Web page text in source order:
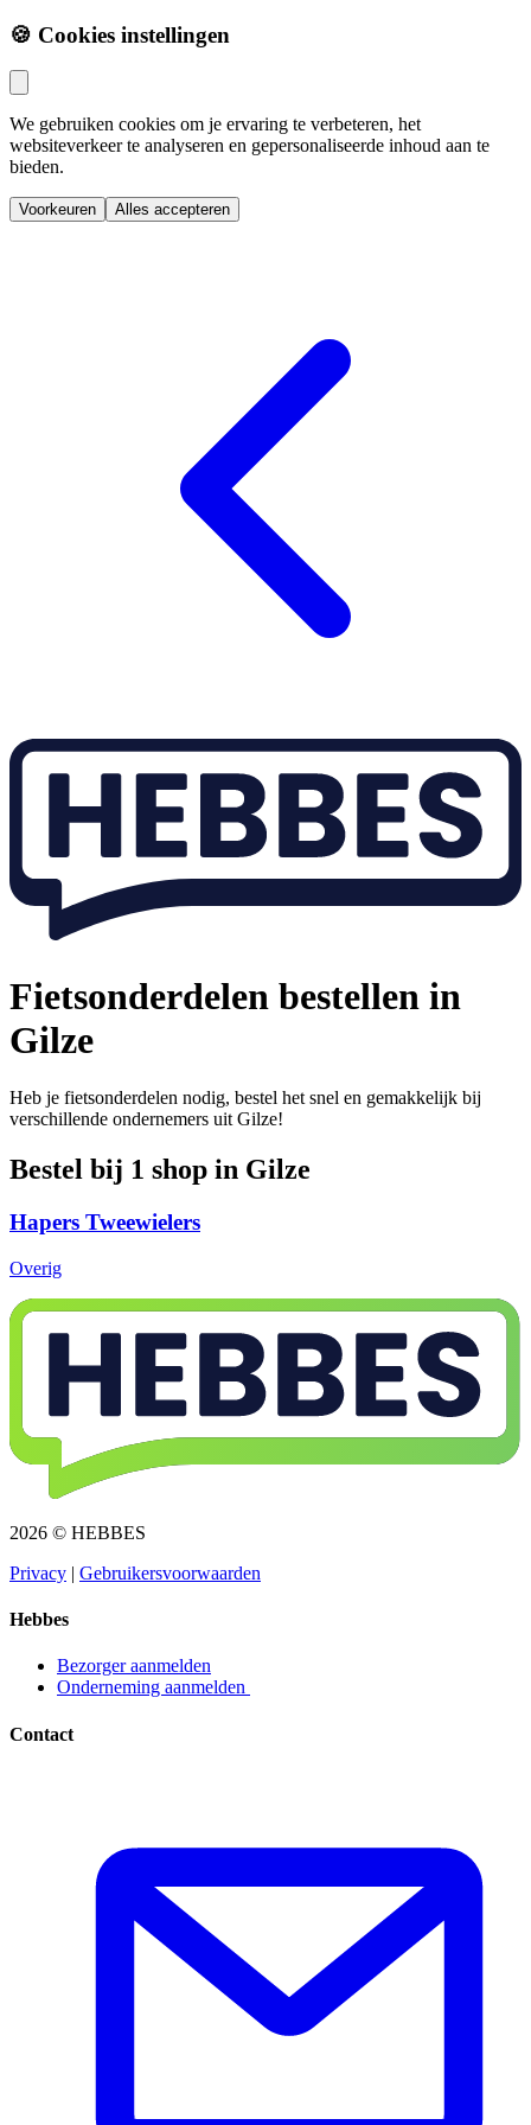
🍪 Cookies instellingen
We gebruiken cookies om je ervaring te verbeteren, het
websiteverkeer te analyseren en gepersonaliseerde inhoud aan te
bieden.
Voorkeuren Alles accepteren
Fietsonderdelen bestellen in
Gilze
Heb je fietsonderdelen nodig, bestel het snel en gemakkelijk bij
verschillende ondernemers uit Gilze!
Bestel bij 1 shop in Gilze
Hapers Tweewielers
Overig
2026 © HEBBES
Privacy​​​​‌ ‍ ​‍​‍‌‍ ‌ ​‍‌‍‍‌‌‍‌ ‌‍‍‌‌‍ ‍​‍​‍​ ‍‍​‍​‍‌ ​ ‌‍​‌‌‍ ‍‌‍‍‌‌ ‌​‌ ‍‌​‍ ‍‌‍‍‌‌‍ ​‍​‍​‍ ​​‍​‍‌‍‍​‌ ​‍‌‍‌‌‌‍‌‍​‍​‍​ ‍‍​‍​‍‌‍‍​‌ ‌​‌ ‌​‌ ​​​ ‍‍​‍ ​‍ ‌‍ ​‌‍ ‌‍​ ‌‍​‌‌‍ ​‌‍‍​‌‍ ‌ ​ ‌ ‌​​ ‍‍​ ​ ​ ​ ​ ​ ​ ​ ​‍ ‌‍‍‌‌‍ ‍‌ ‌​‌‍‌‌‌‍ ‍‌ ‌​​‍ ‌‍‌‌‌‍‌​‌‍‍‌‌ ‌​​‍ ‌‍ ‌‌‍ ‌‍‌​‌‍‌‌​ ‌‌ ​​‌ ​‍‌‍‌‌‌ ​ ‌‍‌‌‌‍ ‍‌ ‌​‌‍​‌‌ ‌​‌‍‍‌‌‍ ‌‍ ‍​ ‍ ‌‍‍‌‌‍‌​​ ‌‌‍‌ ‌‍ ​‌‍ ‌‍​‍‌‍​‌‌‍ ​​ ‍ ‌ ‌​‌ ‍‌‌ ​​‌‍‌‌​ ‌‌‍‌ ‌‍ ​‌‍ ‌‍​‍‌‍​‌‌‍ ​​ ‍ ‌ ​​‌‍​‌‌ ‌​‌‍‍​​ ‌‌‍‌‍‌‍ ‌‍ ‌ ‌​‌‍‌‌‌ ​‍​‍ ‍‌‍ ​‌‍‌‌‌‍‌ ‌‍​‌‌‍ ​​‍‌‌​ ‌‌‌​​‍‌‌ ‌‍‍ ‌‍‌‌‌ ‍‌​‍‌‌​ ​ ‌​‌​​‍‌‌​ ​ ‌​‌​​‍‌‌​ ​‍​ ​‍​ ​‌​ ‍​‌‍‌‌​ ‌‍‌‍‌​‌‍‌‌‌‍‌‌​ ‌‍​ ​ ​ ‍‌​ ‌‌​ ‌​​‍‌‌​ ​‍​ ​‍​‍‌‌​ ‌‌‌​‌​​‍ ‍‌‍ ​‌‍​‌‌‍​‍‌‍‌‌‌‍ ​​ ‌‍​‍‌‍​‌‌ ​ ‌‍‌‌‌‌‌‌‌ ​‍‌‍ ​​ ‌‌‍‍​‌ ‌​‌ ‌​‌ ​​​‍‌‌​ ​ ‌​​‌​‍‌‌​ ​‍‌​‌‍​‍‌‌​ ​‍‌​‌‍‌‍ ​‌‍ ‌‍​ ‌‍​‌‌‍ ​‌‍‍​‌‍ ‌ ​ ‌ ‌​​‍‌‌​ ​ ‌​​‌​ ​ ​ ​ ​ ​ ​ ​ ​‍‌‍‌‍‍‌‌‍‌​​ ‌‌‍‌ ‌‍ ​‌‍ ‌‍​‍‌‍​‌‌‍ ​​‍‌‍‌ ‌​‌ ‍‌‌ ​​‌‍‌‌​ ‌‌‍‌ ‌‍ ​‌‍ ‌‍​‍‌‍​‌‌‍ ​​‍‌‍‌ ​​‌‍​‌‌ ‌​‌‍‍​​ ‌‌‍‌‍‌‍ ‌‍ ‌ ‌​‌‍‌‌‌ ​‍​‍ ‍‌‍ ​‌‍‌‌‌‍‌ ‌‍​‌‌‍ ​​‍‌‌​ ‌‌‌​​‍‌‌ ‌‍‍ ‌‍‌‌‌ ‍‌​‍‌‌​ ​ ‌​‌​​‍‌‌​ ​ ‌​‌​​‍‌‌​ ​‍​ ​‍​ ​‌​ ‍​‌‍‌‌​ ‌‍‌‍‌​‌‍‌‌‌‍‌‌​ ‌‍​ ​ ​ ‍‌​ ‌‌​ ‌​​‍‌‌​ ​‍​ ​‍​‍‌‌​ ‌‌‌​‌​​‍ ‍‌‍ ​‌‍​‌‌‍​‍‌‍‌‌‌‍ ​​‍‌‍‌ ​​‌‍‌‌‌ ​‍‌ ​ ‌ ​​‌‍‌‌‌‍​ ‌ ‌​‌‍‍‌‌ ‌‍‌‍‌‌​ ‌‌ ​​‌ ‌‌‌‍​‍‌‍ ​‌‍‍‌‌ ​ ‌‍‍​‌‍‌‌‌‍‌​​‍​‍‌ ‌ | Gebruikersvoorwaarden​​​​‌ ‍ ​‍​‍‌‍ ‌ ​‍‌‍‍‌‌‍‌ ‌‍‍‌‌‍ ‍​‍​‍​ ‍‍​‍​‍‌ ​ ‌‍​‌‌‍ ‍‌‍‍‌‌ ‌​‌ ‍‌​‍ ‍‌‍‍‌‌‍ ​‍​‍​‍ ​​‍​‍‌‍‍​‌ ​‍‌‍‌‌‌‍‌‍​‍​‍​ ‍‍​‍​‍‌‍‍​‌ ‌​‌ ‌​‌ ​​​ ‍‍​‍ ​‍ ‌‍ ​‌‍ ‌‍​ ‌‍​‌‌‍ ​‌‍‍​‌‍ ‌ ​ ‌ ‌​​ ‍‍​ ​ ​ ​ ​ ​ ​ ​ ​‍ ‌‍‍‌‌‍ ‍‌ ‌​‌‍‌‌‌‍ ‍‌ ‌​​‍ ‌‍‌‌‌‍‌​‌‍‍‌‌ ‌​​‍ ‌‍ ‌‌‍ ‌‍‌​‌‍‌‌​ ‌‌ ​​‌ ​‍‌‍‌‌‌ ​ ‌‍‌‌‌‍ ‍‌ ‌​‌‍​‌‌ ‌​‌‍‍‌‌‍ ‌‍ ‍​ ‍ ‌‍‍‌‌‍‌​​ ‌‌‍‌ ‌‍ ​‌‍ ‌‍​‍‌‍​‌‌‍ ​​ ‍ ‌ ‌​‌ ‍‌‌ ​​‌‍‌‌​ ‌‌‍‌ ‌‍ ​‌‍ ‌‍​‍‌‍​‌‌‍ ​​ ‍ ‌ ​​‌‍​‌‌ ‌​‌‍‍​​ ‌‌‍‌‍‌‍ ‌‍ ‌ ‌​‌‍‌‌‌ ​‍​‍ ‍‌‍ ​‌‍‌‌‌‍‌ ‌‍​‌‌‍ ​​‍‌‌​ ‌‌‌​​‍‌‌ ‌‍‍ ‌‍‌‌‌ ‍‌​‍‌‌​ ​ ‌​‌​​‍‌‌​ ​ ‌​‌​​‍‌‌​ ​‍​ ​‍​ ​​‌‍​ ‌‍‌‍​ ‌‍​ ‌​‌‍‌​​ ​ ‌‍‌‌​ ​ ​ ​‌​ ‍‌​ ​‍​‍‌‌​ ​‍​ ​‍​‍‌‌​ ‌‌‌​‌​​‍ ‍‌‍ ​‌‍​‌‌‍​‍‌‍‌‌‌‍ ​​ ‌‍​‍‌‍​‌‌ ​ ‌‍‌‌‌‌‌‌‌ ​‍‌‍ ​​ ‌‌‍‍​‌ ‌​‌ ‌​‌ ​​​‍‌‌​ ​ ‌​​‌​‍‌‌​ ​‍‌​‌‍​‍‌‌​ ​‍‌​‌‍‌‍ ​‌‍ ‌‍​ ‌‍​‌‌‍ ​‌‍‍​‌‍ ‌ ​ ‌ ‌​​‍‌‌​ ​ ‌​​‌​ ​ ​ ​ ​ ​ ​ ​ ​‍‌‍‌‍‍‌‌‍‌​​ ‌‌‍‌ ‌‍ ​‌‍ ‌‍​‍‌‍​‌‌‍ ​​‍‌‍‌ ‌​‌ ‍‌‌ ​​‌‍‌‌​ ‌‌‍‌ ‌‍ ​‌‍ ‌‍​‍‌‍​‌‌‍ ​​‍‌‍‌ ​​‌‍​‌‌ ‌​‌‍‍​​ ‌‌‍‌‍‌‍ ‌‍ ‌ ‌​‌‍‌‌‌ ​‍​‍ ‍‌‍ ​‌‍‌‌‌‍‌ ‌‍​‌‌‍ ​​‍‌‌​ ‌‌‌​​‍‌‌ ‌‍‍ ‌‍‌‌‌ ‍‌​‍‌‌​ ​ ‌​‌​​‍‌‌​ ​ ‌​‌​​‍‌‌​ ​‍​ ​‍​ ​​‌‍​ ‌‍‌‍​ ‌‍​ ‌​‌‍‌​​ ​ ‌‍‌‌​ ​ ​ ​‌​ ‍‌​ ​‍​‍‌‌​ ​‍​ ​‍​‍‌‌​ ‌‌‌​‌​​‍ ‍‌‍ ​‌‍​‌‌‍​‍‌‍‌‌‌‍ ​​‍‌‍‌ ​​‌‍‌‌‌ ​‍‌ ​ ‌ ​​‌‍‌‌‌‍​ ‌ ‌​‌‍‍‌‌ ‌‍‌‍‌‌​ ‌‌ ​​‌ ‌‌‌‍​‍‌‍ ​‌‍‍‌‌ ​ ‌‍‍​‌‍‌‌‌‍‌​​‍​‍‌ ‌
Hebbes
Bezorger aanmelden​​​​‌ ‍ ​‍​‍‌‍ ‌ ​‍‌‍‍‌‌‍‌ ‌‍‍‌‌‍ ‍​‍​‍​ ‍‍​‍​‍‌ ​ ‌‍​‌‌‍ ‍‌‍‍‌‌ ‌​‌ ‍‌​‍ ‍‌‍‍‌‌‍ ​‍​‍​‍ ​​‍​‍‌‍‍​‌ ​‍‌‍‌‌‌‍‌‍​‍​‍​ ‍‍​‍​‍‌‍‍​‌ ‌​‌ ‌​‌ ​​​ ‍‍​‍ ​‍ ‌‍ ​‌‍ ‌‍​ ‌‍​‌‌‍ ​‌‍‍​‌‍ ‌ ​ ‌ ‌​​ ‍‍​ ​ ​ ​ ​ ​ ​ ​ ​‍ ‌‍‍‌‌‍ ‍‌ ‌​‌‍‌‌‌‍ ‍‌ ‌​​‍ ‌‍‌‌‌‍‌​‌‍‍‌‌ ‌​​‍ ‌‍ ‌‌‍ ‌‍‌​‌‍‌‌​ ‌‌ ​​‌ ​‍‌‍‌‌‌ ​ ‌‍‌‌‌‍ ‍‌ ‌​‌‍​‌‌ ‌​‌‍‍‌‌‍ ‌‍ ‍​ ‍ ‌‍‍‌‌‍‌​​ ‌‌‍‌ ‌‍ ​‌‍ ‌‍​‍‌‍​‌‌‍ ​​ ‍ ‌ ‌​‌ ‍‌‌ ​​‌‍‌‌​ ‌‌‍‌ ‌‍ ​‌‍ ‌‍​‍‌‍​‌‌‍ ​​ ‍ ‌ ​​‌‍​‌‌ ‌​‌‍‍​​ ‌‌‍‌‍‌‍ ‌‍ ‌ ‌​‌‍‌‌‌ ​‍​‍ ‍‌ ​​‌‍​‌‌‍‌ ‌‍‌‌‌ ​ ​‍‌‌​ ‌‌‌​​‍‌‌ ‌‍‍ ‌‍‌‌‌ ‍‌​‍‌‌​ ​ ‌​‌​​‍‌‌​ ​ ‌​‌​​‍‌‌​ ​‍​ ​‍​ ‌ ​ ​‌‌‍​‍‌‍​ ​ ‌‌​ ‌ ​ ​‌​ ​‍​ ‌​​ ​​‌‍‌‌​ ‍‌​‍‌‌​ ​‍​ ​‍​‍‌‌​ ‌‌‌​‌​​‍ ‍‌‍ ​‌‍​‌‌‍​‍‌‍‌‌‌‍ ​​ ‌‍​‍‌‍​‌‌ ​ ‌‍‌‌‌‌‌‌‌ ​‍‌‍ ​​ ‌‌‍‍​‌ ‌​‌ ‌​‌ ​​​‍‌‌​ ​ ‌​​‌​‍‌‌​ ​‍‌​‌‍​‍‌‌​ ​‍‌​‌‍‌‍ ​‌‍ ‌‍​ ‌‍​‌‌‍ ​‌‍‍​‌‍ ‌ ​ ‌ ‌​​‍‌‌​ ​ ‌​​‌​ ​ ​ ​ ​ ​ ​ ​ ​‍‌‍‌‍‍‌‌‍‌​​ ‌‌‍‌ ‌‍ ​‌‍ ‌‍​‍‌‍​‌‌‍ ​​‍‌‍‌ ‌​‌ ‍‌‌ ​​‌‍‌‌​ ‌‌‍‌ ‌‍ ​‌‍ ‌‍​‍‌‍​‌‌‍ ​​‍‌‍‌ ​​‌‍​‌‌ ‌​‌‍‍​​ ‌‌‍‌‍‌‍ ‌‍ ‌ ‌​‌‍‌‌‌ ​‍​‍ ‍‌ ​​‌‍​‌‌‍‌ ‌‍‌‌‌ ​ ​‍‌‌​ ‌‌‌​​‍‌‌ ‌‍‍ ‌‍‌‌‌ ‍‌​‍‌‌​ ​ ‌​‌​​‍‌‌​ ​ ‌​‌​​‍‌‌​ ​‍​ ​‍​ ‌ ​ ​‌‌‍​‍‌‍​ ​ ‌‌​ ‌ ​ ​‌​ ​‍​ ‌​​ ​​‌‍‌‌​ ‍‌​‍‌‌​ ​‍​ ​‍​‍‌‌​ ‌‌‌​‌​​‍ ‍‌‍ ​‌‍​‌‌‍​‍‌‍‌‌‌‍ ​​‍‌‍‌ ​​‌‍‌‌‌ ​‍‌ ​ ‌ ​​‌‍‌‌‌‍​ ‌ ‌​‌‍‍‌‌ ‌‍‌‍‌‌​ ‌‌ ​​‌ ‌‌‌‍​‍‌‍ ​‌‍‍‌‌ ​ ‌‍‍​‌‍‌‌‌‍‌​​‍​‍‌ ‌
Onderneming aanmelden ​​​​‌ ‍ ​‍​‍‌‍ ‌ ​‍‌‍‍‌‌‍‌ ‌‍‍‌‌‍ ‍​‍​‍​ ‍‍​‍​‍‌ ​ ‌‍​‌‌‍ ‍‌‍‍‌‌ ‌​‌ ‍‌​‍ ‍‌‍‍‌‌‍ ​‍​‍​‍ ​​‍​‍‌‍‍​‌ ​‍‌‍‌‌‌‍‌‍​‍​‍​ ‍‍​‍​‍‌‍‍​‌ ‌​‌ ‌​‌ ​​​ ‍‍​‍ ​‍ ‌‍ ​‌‍ ‌‍​ ‌‍​‌‌‍ ​‌‍‍​‌‍ ‌ ​ ‌ ‌​​ ‍‍​ ​ ​ ​ ​ ​ ​ ​ ​‍ ‌‍‍‌‌‍ ‍‌ ‌​‌‍‌‌‌‍ ‍‌ ‌​​‍ ‌‍‌‌‌‍‌​‌‍‍‌‌ ‌​​‍ ‌‍ ‌‌‍ ‌‍‌​‌‍‌‌​ ‌‌ ​​‌ ​‍‌‍‌‌‌ ​ ‌‍‌‌‌‍ ‍‌ ‌​‌‍​‌‌ ‌​‌‍‍‌‌‍ ‌‍ ‍​ ‍ ‌‍‍‌‌‍‌​​ ‌‌‍‌ ‌‍ ​‌‍ ‌‍​‍‌‍​‌‌‍ ​​ ‍ ‌ ‌​‌ ‍‌‌ ​​‌‍‌‌​ ‌‌‍‌ ‌‍ ​‌‍ ‌‍​‍‌‍​‌‌‍ ​​ ‍ ‌ ​​‌‍​‌‌ ‌​‌‍‍​​ ‌‌‍‌‍‌‍ ‌‍ ‌ ‌​‌‍‌‌‌ ​‍​‍ ‍‌ ​​‌‍​‌‌‍‌ ‌‍‌‌‌ ​ ​‍‌‌​ ‌‌‌​​‍‌‌ ‌‍‍ ‌‍‌‌‌ ‍‌​‍‌‌​ ​ ‌​‌​​‍‌‌​ ​ ‌​‌​​‍‌‌​ ​‍​ ​‍​ ‌ ​ ‌ ​ ‍‌​ ​ ​ ​‌‌‍​ ‌‍​‌​ ‌‍​ ​‌‌‍​‍​ ‌‍‌‍​ ​‍‌‌​ ​‍​ ​‍​‍‌‌​ ‌‌‌​‌​​‍ ‍‌‍ ​‌‍​‌‌‍​‍‌‍‌‌‌‍ ​​ ‌‍​‍‌‍​‌‌ ​ ‌‍‌‌‌‌‌‌‌ ​‍‌‍ ​​ ‌‌‍‍​‌ ‌​‌ ‌​‌ ​​​‍‌‌​ ​ ‌​​‌​‍‌‌​ ​‍‌​‌‍​‍‌‌​ ​‍‌​‌‍‌‍ ​‌‍ ‌‍​ ‌‍​‌‌‍ ​‌‍‍​‌‍ ‌ ​ ‌ ‌​​‍‌‌​ ​ ‌​​‌​ ​ ​ ​ ​ ​ ​ ​ ​‍‌‍‌‍‍‌‌‍‌​​ ‌‌‍‌ ‌‍ ​‌‍ ‌‍​‍‌‍​‌‌‍ ​​‍‌‍‌ ‌​‌ ‍‌‌ ​​‌‍‌‌​ ‌‌‍‌ ‌‍ ​‌‍ ‌‍​‍‌‍​‌‌‍ ​​‍‌‍‌ ​​‌‍​‌‌ ‌​‌‍‍​​ ‌‌‍‌‍‌‍ ‌‍ ‌ ‌​‌‍‌‌‌ ​‍​‍ ‍‌ ​​‌‍​‌‌‍‌ ‌‍‌‌‌ ​ ​‍‌‌​ ‌‌‌​​‍‌‌ ‌‍‍ ‌‍‌‌‌ ‍‌​‍‌‌​ ​ ‌​‌​​‍‌‌​ ​ ‌​‌​​‍‌‌​ ​‍​ ​‍​ ‌ ​ ‌ ​ ‍‌​ ​ ​ ​‌‌‍​ ‌‍​‌​ ‌‍​ ​‌‌‍​‍​ ‌‍‌‍​ ​‍‌‌​ ​‍​ ​‍​‍‌‌​ ‌‌‌​‌​​‍ ‍‌‍ ​‌‍​‌‌‍​‍‌‍‌‌‌‍ ​​‍‌‍‌ ​​‌‍‌‌‌ ​‍‌ ​ ‌ ​​‌‍‌‌‌‍​ ‌ ‌​‌‍‍‌‌ ‌‍‌‍‌‌​ ‌‌ ​​‌ ‌‌‌‍​‍‌‍ ​‌‍‍‌‌ ​ ‌‍‍​‌‍‌‌‌‍‌​​‍​‍‌ ‌
Contact